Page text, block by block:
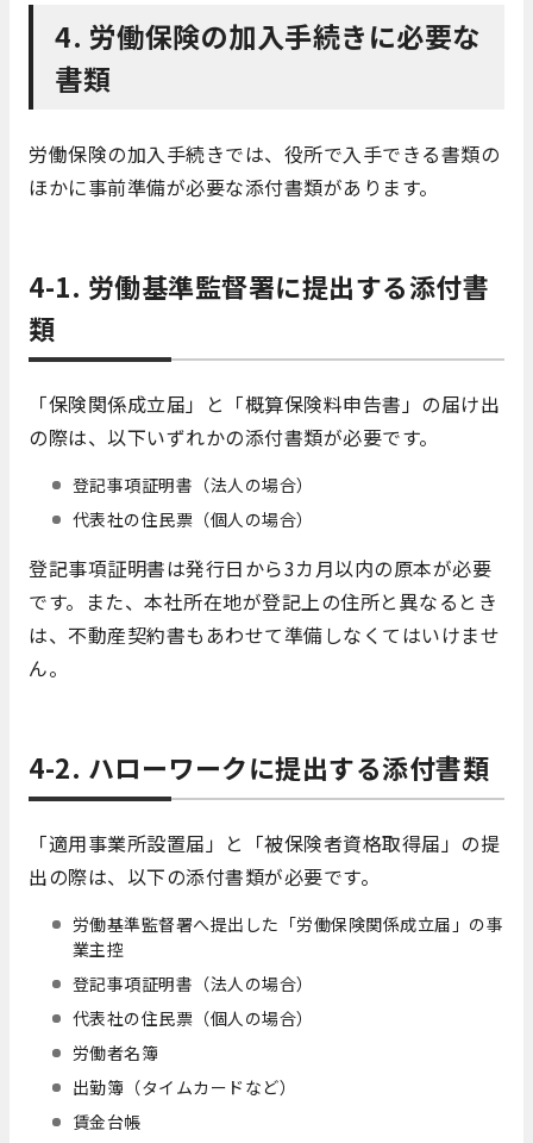
4. 労働保険の加入手続きに必要な
書類
労働保険の加入手続きでは、役所で入手できる書類の
ほかに事前準備が必要な添付書類があります。
4-1. 労働基準監督署に提出する添付書
類
「保険関係成立届」と「概算保険料申告書」の届け出
の際は、以下いずれかの添付書類が必要です。
登記事項証明書（法人の場合）
代表社の住民票（個人の場合）
登記事項証明書は発行日から3カ月以内の原本が必要
です。また、本社所在地が登記上の住所と異なるとき
は、不動産契約書もあわせて準備しなくてはいけませ
ん。
4-2. ハローワークに提出する添付書類
「適用事業所設置届」と「被保険者資格取得届」の提
出の際は、以下の添付書類が必要です。
労働基準監督署へ提出した「労働保険関係成立届」の事
業主控
登記事項証明書（法人の場合）
代表社の住民票（個人の場合）
労働者名簿
出勤簿（タイムカードなど）
賃金台帳